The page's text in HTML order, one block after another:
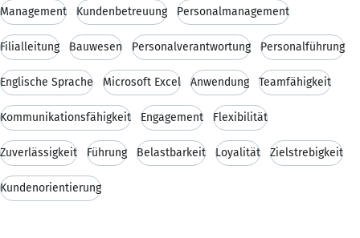
Management Kundenbetreuung Personalmanagement
Filialleitung Bauwesen Personalverantwortung Personalführung
Englische Sprache Microsoft Excel Anwendung Teamfähigkeit
Kommunikationsfähigkeit Engagement Flexibilität
Zuverlässigkeit Führung Belastbarkeit Loyalität Zielstrebigkeit
Kundenorientierung